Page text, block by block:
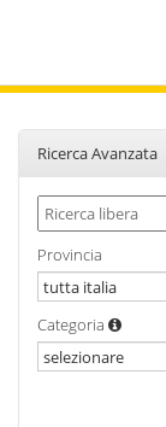
Ricerca Avanzata
Provincia
Categoria